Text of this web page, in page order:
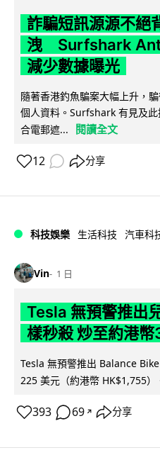
詐騙短訊源源不絕
洩 Surfshark
減少數據曝光
隨著香港釣魚騙案大幅上升，
個人資料。Surfshark 有見及
合電郵遮...
閱讀全文
12 分享
科技娛樂 生活科技 汽車科
Vin 1 日
Tesla 無預警推出
樣秒殺 炒至約港
Tesla 無預警推出 Balance
225 美元（約港幣 HK$1,755）
393 69 ↗ 分享